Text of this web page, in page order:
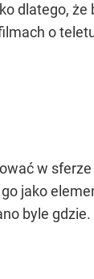
dlatego, że
o
w
jako
byle gdzie.